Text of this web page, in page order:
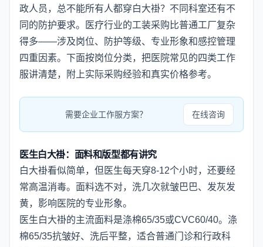
政人员，总不能所有人都穿白大褂？不同科室还有不
同的防护要求。医疗行业的工装采购比普通工厂复杂
得多——涉及岗位、防护等级、专业形象和感控管理
四重因素。下面按岗位分类，把医院常见的四类工作
服讲清楚，附上实际采购经验和真实价格参考。
需要企业工作服方案？ 在线咨询
医生白大褂：面料和版型都有讲究
白大褂看似简单，但医生每天穿8-12个小时，还要经
常高温消毒。面料选不对，洗几次就皱巴巴、发灰发
黄，影响医院的专业形象。
医生白大褂的主流面料是涤棉65/35或CVC60/40。涤
棉65/35抗皱好、洗后平整，适合普通门诊和行政科